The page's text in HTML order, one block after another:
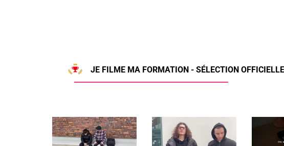
JE FILME MA FORMATION - SÉLECTION